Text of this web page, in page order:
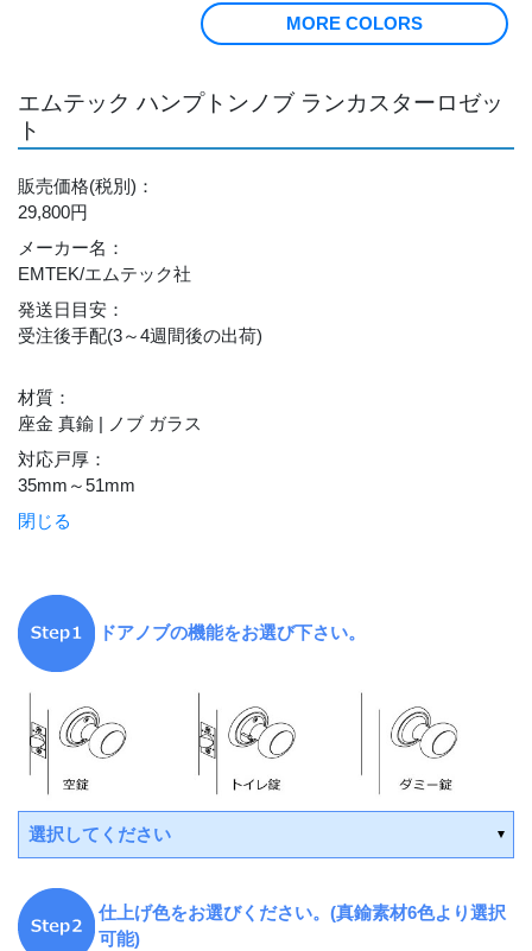
MORE COLORS
エムテック ハンプトンノブ ランカスターロゼッ
ト
販売価格(税別) ：
29,800円
メーカー名 ：
EMTEK/エムテック社
発送日目安 ：
受注後手配(3～4週間後の出荷)
材質 ：
座金 真鍮 | ノブ ガラス
対応戸厚 ：
35mm～51mm
閉じる
ドアノブの機能をお選び下さい。
選択してください
仕上げ色をお選びください。(真鍮素材6色より選択
可能)